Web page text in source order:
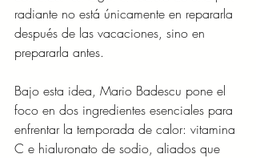
radiante no está únicamente en repararla
después de las vacaciones, sino en
prepararla antes.
Bajo esta idea, Mario Badescu pone el
foco en dos ingredientes esenciales para
enfrentar la temporada de calor: vitamina
C e hialuronato de sodio, aliados que